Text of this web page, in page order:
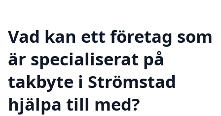
Vad kan ett företag som
är specialiserat på
takbyte i Strömstad
hjälpa till med?